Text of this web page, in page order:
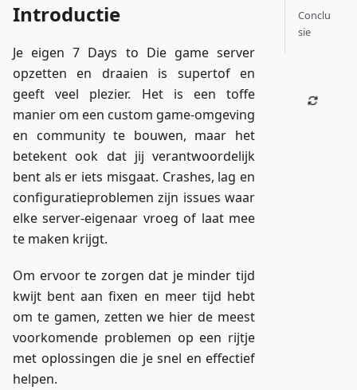
Introductie
Je eigen 7 Days to Die game server
opzetten en draaien is supertof en
geeft veel plezier. Het is een toffe
manier om een custom game-omgeving
en community te bouwen, maar het
betekent ook dat jij verantwoordelijk
bent als er iets misgaat. Crashes, lag en
configuratieproblemen zijn issues waar
elke server-eigenaar vroeg of laat mee
te maken krijgt.
Om ervoor te zorgen dat je minder tijd
kwijt bent aan fixen en meer tijd hebt
om te gamen, zetten we hier de meest
voorkomende problemen op een rijtje
met oplossingen die je snel en effectief
helpen.
Conclu
sie